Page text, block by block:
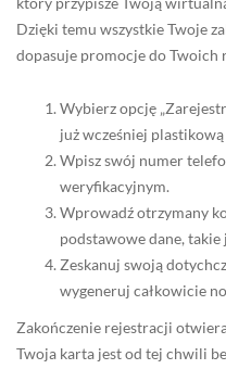
Dzięki temu wszystkie Twoje
dopasuje promocje do Twoich
Wybierz opcję
już wcześniej
Wpisz swój numer
weryfikacyjnym.
Wprowadź otrzymany
podstawowe dane, takie
Zeskanuj swoją
wygeneruj całkowicie
Zakończenie rejestracji
Twoja karta jest od tej chwili